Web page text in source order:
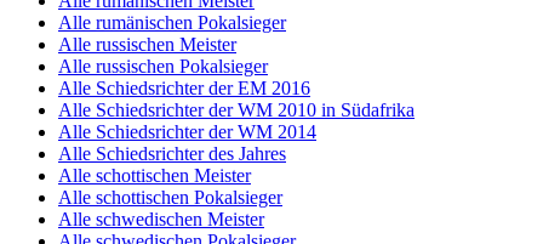
Alle rumänischen Pokalsieger
Alle russischen Meister
Alle russischen Pokalsieger
Alle Schiedsrichter der EM 2016
Alle Schiedsrichter der WM 2010 in Südafrika
Alle Schiedsrichter der WM 2014
Alle Schiedsrichter des Jahres
Alle schottischen Meister
Alle schottischen Pokalsieger
Alle schwedischen Meister